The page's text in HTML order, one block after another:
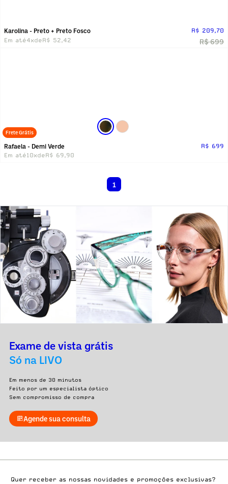
Karolina - Preto + Preto Fosco
R$ 209,70
Em até4xdeR$ 52,42 R$ 699
Frete Grátis
Rafaela - Demi Verde
R$ 699
Em até10xdeR$ 69,90
1
Exame de vista grátis
Só na LIVO
Em menos de 30 minutos
Feito por um especialista óptico
Sem compromisso de compra
Agende sua consulta
Quer receber as nossas novidades e promoções exclusivas?